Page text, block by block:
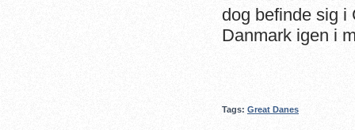
dog befinde sig i
Danmark igen i
Tags: Great Danes